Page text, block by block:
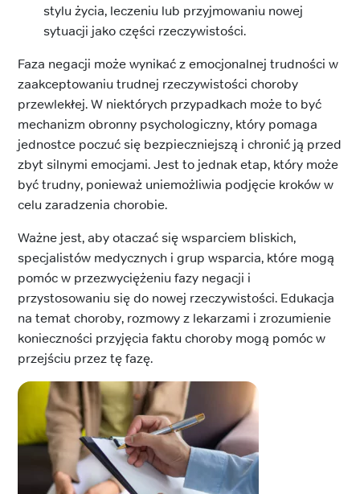
stylu życia, leczeniu lub przyjmowaniu nowej
sytuacji jako części rzeczywistości.
Faza negacji może wynikać z emocjonalnej trudności w
zaakceptowaniu trudnej rzeczywistości choroby
przewlekłej. W niektórych przypadkach może to być
mechanizm obronny psychologiczny, który pomaga
jednostce poczuć się bezpieczniejszą i chronić ją przed
zbyt silnymi emocjami. Jest to jednak etap, który może
być trudny, ponieważ uniemożliwia podjęcie kroków w
celu zaradzenia chorobie.
Ważne jest, aby otaczać się wsparciem bliskich,
specjalistów medycznych i grup wsparcia, które mogą
pomóc w przezwyciężeniu fazy negacji i
przystosowaniu się do nowej rzeczywistości. Edukacja
na temat choroby, rozmowy z lekarzami i zrozumienie
konieczności przyjęcia faktu choroby mogą pomóc w
przejściu przez tę fazę.